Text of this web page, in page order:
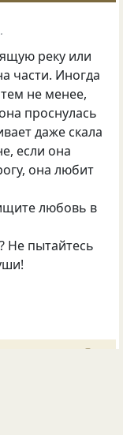
реку или
части. Иногда
не менее,
проснулась
даже скала
если она
она любит
любовь в
Не пытайтесь